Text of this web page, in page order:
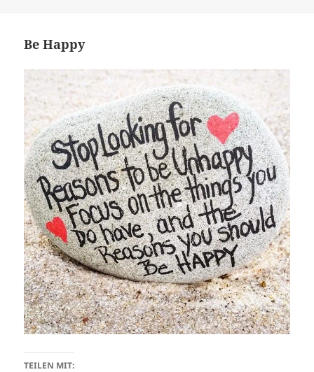
Be Happy
TEILEN MIT: